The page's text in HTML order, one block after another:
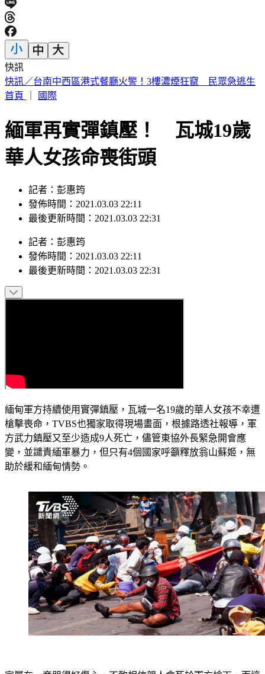
快訊
快訊／颱風天「國2桃園大竹段塞爆」！油罐車自撞 翻覆橫
躺3車道
緬軍再實彈鎮壓！ 瓦城19歲
華人女孩命喪街頭
記者：彭惠筠
發佈時間：2021.03.03 22:11
記者：彭惠筠
發佈時間：2021.03.03 22:11
緬甸軍方持續使用實彈鎮壓，瓦城一名19歲的華人女孩不幸遭
槍擊喪命，TVBS也獨家取得現場畫面，根據路透社報導，軍
方武力鎮壓又至少造成9人死亡，儘管東協外長緊急開會應
變，並譴責緬軍暴力，但只有4個國家呼籲釋放翁山蘇姬，無